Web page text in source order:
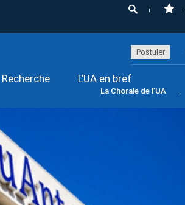
Postuler
Recherche L’UA en bref
La Chorale de l’UA